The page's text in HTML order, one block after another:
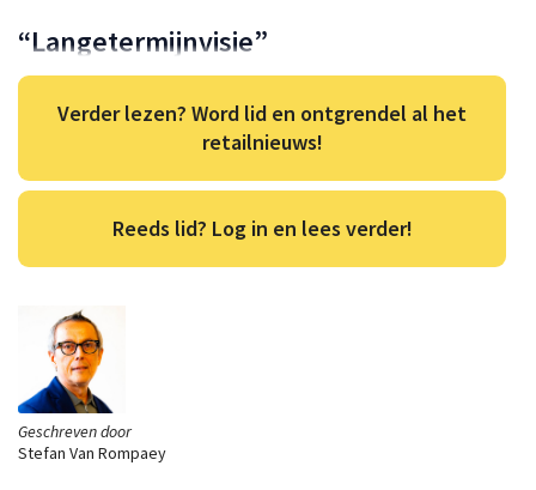
Geschreven door
Stefan Van Rompaey
“Langetermijnvisie”
Verder lezen? Word lid en ontgrendel al het
retailnieuws!
Reeds lid? Log in en lees verder!